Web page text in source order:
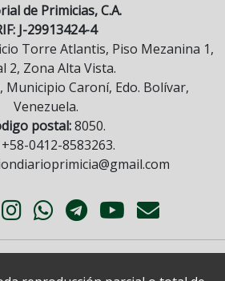
de Primicias, C.A.
J-29913424-4
Torre Atlantis, Piso Mezanina 1,
2, Zona Alta Vista.
Municipio Caroní, Edo. Bolívar,
Venezuela.
postal:8050.
0412-8583263.